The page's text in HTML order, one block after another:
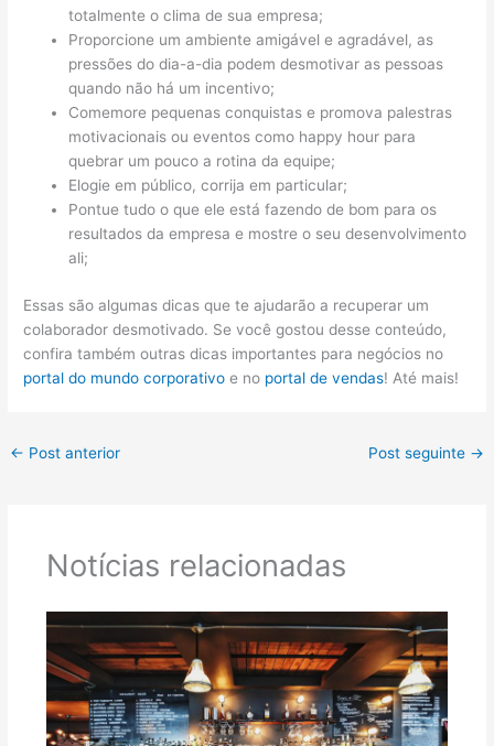
totalmente o clima de sua empresa;
Proporcione um ambiente amigável e agradável, as
pressões do dia-a-dia podem desmotivar as pessoas
quando não há um incentivo;
Comemore pequenas conquistas e promova palestras
motivacionais ou eventos como happy hour para
quebrar um pouco a rotina da equipe;
Elogie em público, corrija em particular;
Pontue tudo o que ele está fazendo de bom para os
resultados da empresa e mostre o seu desenvolvimento
ali;
Essas são algumas dicas que te ajudarão a recuperar um
colaborador desmotivado. Se você gostou desse conteúdo,
confira também outras dicas importantes para negócios no
portal do mundo corporativo e no portal de vendas! Até mais!
← Post anterior Post seguinte →
Notícias relacionadas